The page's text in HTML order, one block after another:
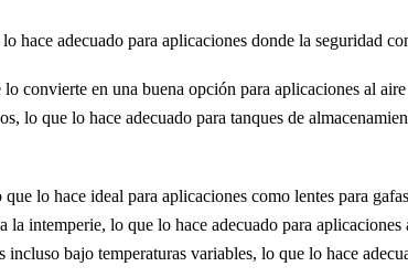
hace adecuado para aplicaciones donde la seguridad
convierte en una buena opción para aplicaciones al
lo que lo hace adecuado para tanques de
lo hace ideal para aplicaciones como lentes para
intemperie, lo que lo hace adecuado para
bajo temperaturas variables, lo que lo hace